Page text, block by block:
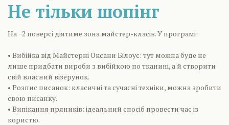
Не тільки шопінг
На −2 поверсі діятиме зона майстер-класів. У програмі:
• Вибійка від Майстерні Оксани Білоус: тут можна буде не
лише придбати вироби з вибійкою по тканині, а й створити
свій власний візерунок.
• Розпис писанок: класичні та сучасні техніки, можна зробити
свою писанку.
• Випікання пряників: ідеальний спосіб провести час із
користю.